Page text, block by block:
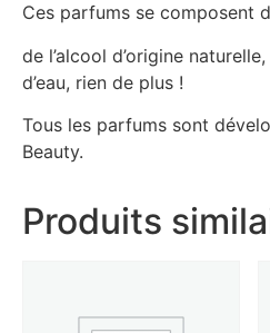
Ces parfums se composent
de l’alcool d’origine
d’eau, rien de plus !
Tous les parfums sont
Beauty.
Produits